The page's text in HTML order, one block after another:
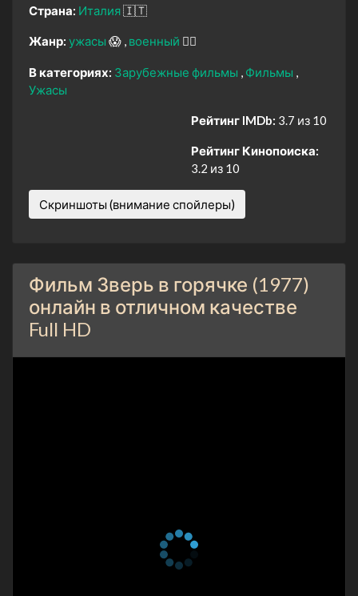
Страна: Италия🇮🇹
Жанр: ужасы 😱 военный 👨‍✈️
В категориях: Зарубежные фильмы
Фильмы
Ужасы
Рейтинг IMDb: 3.7 из 10
Рейтинг Кинопоиска:
3.2 из 10
Скриншоты (внимание спойлеры)
Фильм Зверь в горячке (1977)
онлайн в отличном качестве
Full HD